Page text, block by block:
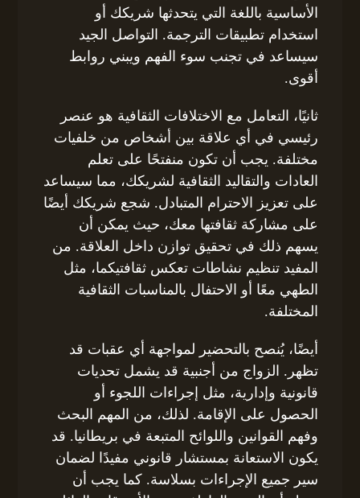
الأساسية باللغة التي يتحدثها شريكك أو
استخدام تطبيقات الترجمة. التواصل الجيد
سيساعد في تجنب سوء الفهم ويبني روابط
أقوى.
ثانيًا، التعامل مع الاختلافات الثقافية هو عنصر
رئيسي في أي علاقة بين أشخاص من خلفيات
مختلفة. يجب أن تكون منفتحًا على تعلم
العادات والتقاليد الثقافية لشريكك، مما سيساعد
على تعزيز الاحترام المتبادل. شجع شريكك أيضًا
على مشاركة ثقافتها معك، حيث يمكن أن
يسهم ذلك في تحقيق توازن داخل العلاقة. من
المفيد تنظيم نشاطات تعكس ثقافتيكما، مثل
الطهي معًا أو الاحتفال بالمناسبات الثقافية
المختلفة.
أيضًا، يُنصح بالتحضير لمواجهة أي عقبات قد
تظهر. الزواج من أجنبية قد يشمل تحديات
قانونية وإدارية، مثل إجراءات اللجوء أو
الحصول على الإقامة. لذلك، من المهم البحث
وفهم القوانين واللوائح المتبعة في بريطانيا. قد
يكون الاستعانة بمستشار قانوني مفيدًا لضمان
سير جميع الإجراءات بسلاسة. كما يجب أن